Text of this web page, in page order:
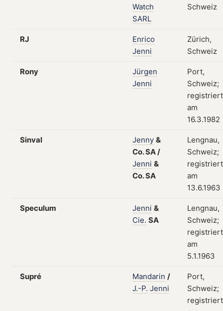
Watch
SARL
Schweiz
RJ
Enrico
Jenni
Zürich,
Schweiz
Rony
Jürgen
Jenni
Port,
Schweiz;
registriert
am
16.3.1982
Sinval Jenny &
Co.SA/
Jenni &
Co.SA
Lengnau,
Schweiz;
registriert
am
13.6.1963
Speculum Jenni &
Cie. SA
Lengnau,
Schweiz;
registriert
am
5.1.1963
Supré Mandarin /
J.-P. Jenni
Port,
Schweiz;
registriert